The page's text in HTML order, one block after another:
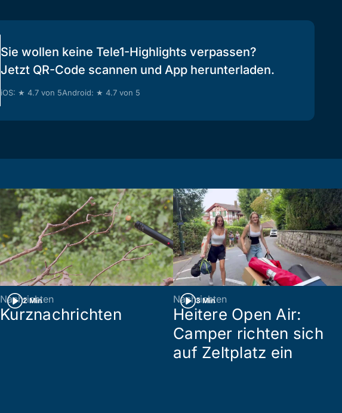
Sie wollen keine Tele1-Highlights verpassen?
Jetzt QR-Code scannen und App herunterladen.
iOS: ★ 4.7 von 5Android: ★ 4.7 von 5
2 Min
Nachrichten
Kurznachrichten
3 Min
Nachrichten
Heitere Open Air:
Camper richten sich
auf Zeltplatz ein